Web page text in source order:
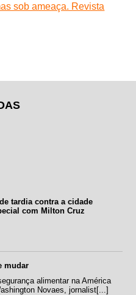
sob ameaça. Revista
tardia contra a cidade
com Milton Cruz
mudar
alimentar na América
Novaes, jornalist[...]